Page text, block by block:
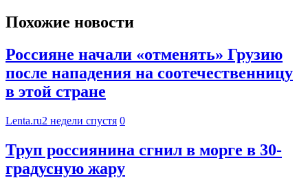
Похожие новости
Россияне начали «отменять» Грузию
после нападения на соотечественницу
в этой стране
Lenta.ru2 недели спустя 0
Труп россиянина сгнил в морге в 30-
градусную жару